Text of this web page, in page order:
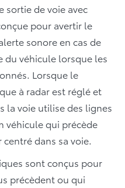
sortie de voie avec
pour avertir le
sonore en cas de
du véhicule lorsque les
Lorsque le
à radar est réglé et
la voie utilise des lignes
véhicule qui précède
dans sa voie.
sont conçus pour
précèdent ou qui